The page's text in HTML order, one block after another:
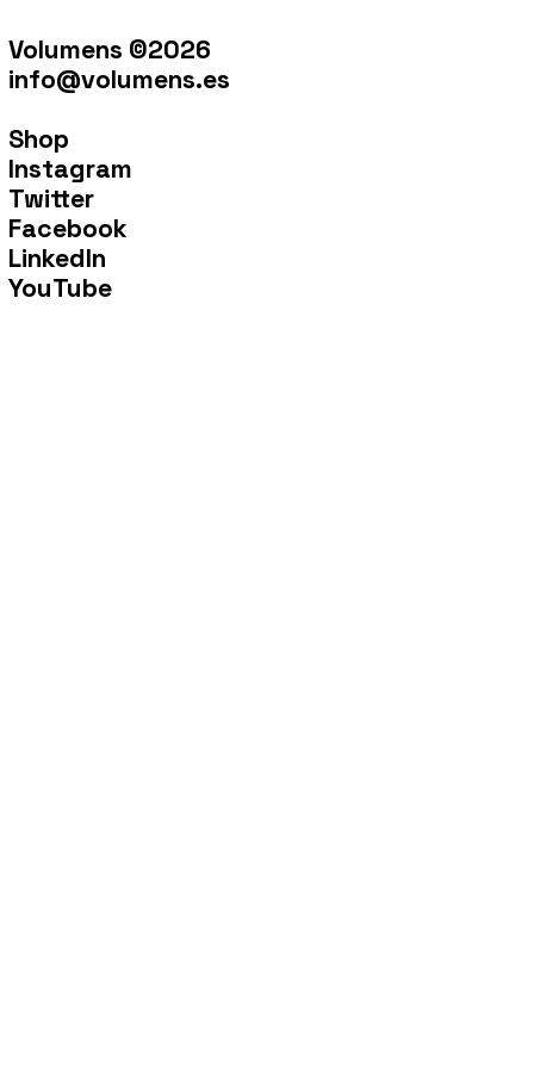
Volumens ©2026
info@volumens.es
Shop
Instagram
Twitter
Facebook
LinkedIn
YouTube